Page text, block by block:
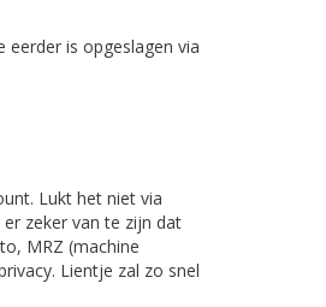
is opgeslagen via
Lukt het niet via
zeker van te zijn dat
MRZ (machine
Lientje zal zo snel